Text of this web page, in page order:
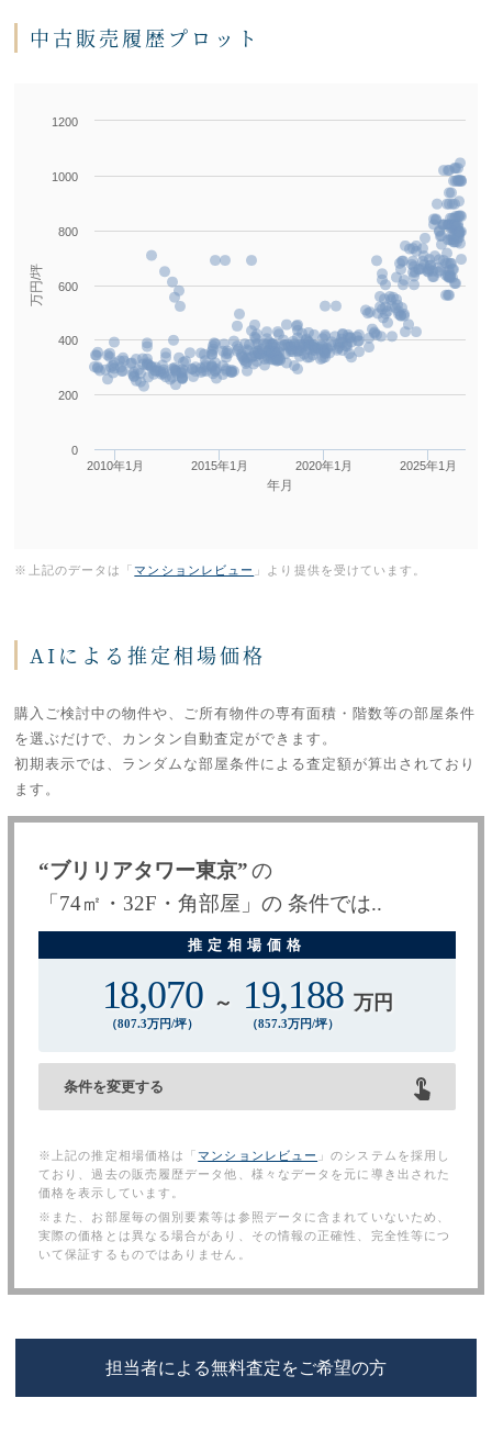
中古販売履歴プロット
年月
万円/坪
Series 1
2010年1月 2015年1月 2020年1月 2025年1月
0
200
400
600
800
1000
1200
※上記のデータは「マンションレビュー 」より提供を受けています。
AIによる推定相場価格
購入ご検討中の物件や、ご所有物件の専有面積・階数等の部屋条件
を選ぶだけで、カンタン自動査定ができます。
初期表示では、ランダムな部屋条件による査定額が算出されており
ます。
“ブリリアタワー東京”の
「 74㎡・ 32F ・角部屋 」の条件では..
18,070
（807.3万円/坪）
～ 19,188
（857.3万円/坪）
万円
条件を変更する
※上記の推定相場価格は「マンションレビュー 」のシステムを採用し
ており、過去の販売履歴データ他、様々なデータを元に導き出された
価格を表示しています。
※また、お部屋毎の個別要素等は参照データに含まれていないため、
実際の価格とは異なる場合があり、その情報の正確性、完全性等につ
いて保証するものではありません。
担当者による無料査定をご希望の方